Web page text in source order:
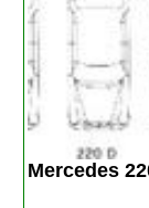
Mercedes